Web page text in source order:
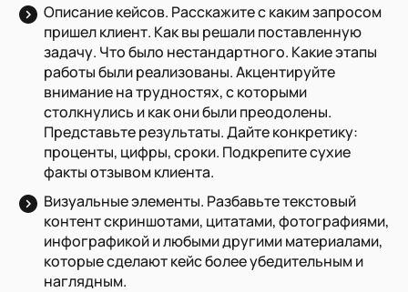
Описание кейсов. Расскажите с каким запросом
пришел клиент. Как вы решали поставленную
задачу. Что было нестандартного. Какие этапы
работы были реализованы. Акцентируйте
внимание на трудностях, с которыми
столкнулись и как они были преодолены.
Представьте результаты. Дайте конкретику:
проценты, цифры, сроки. Подкрепите сухие
факты отзывом клиента.
Визуальные элементы. Разбавьте текстовый
контент скриншотами, цитатами, фотографиями,
инфографикой и любыми другими материалами,
которые сделают кейс более убедительным и
наглядным.